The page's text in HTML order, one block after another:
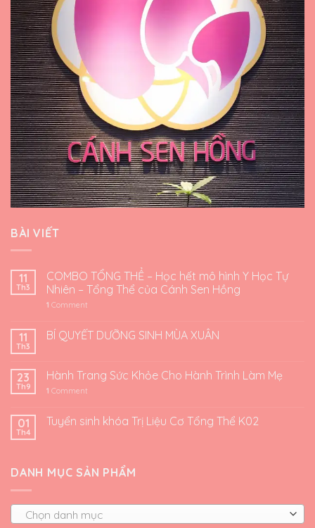
BÀI VIẾT
11
Th3
COMBO TỔNG THỂ – Học hết mô hình Y Học Tự
Nhiên – Tổng Thể của Cánh Sen Hồng
1 Comment
11
Th3
BÍ QUYẾT DƯỠNG SINH MÙA XUÂN
23
Th9
Hành Trang Sức Khỏe Cho Hành Trình Làm Mẹ
1 Comment
01
Th4
Tuyển sinh khóa Trị Liệu Cơ Tổng Thể K02
DANH MỤC SẢN PHẨM
Chọn danh mục